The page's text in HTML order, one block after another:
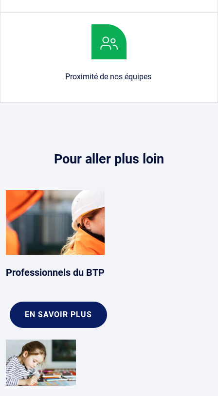
Proximité de nos équipes
Pour aller plus loin
Professionnels du BTP
EN SAVOIR PLUS